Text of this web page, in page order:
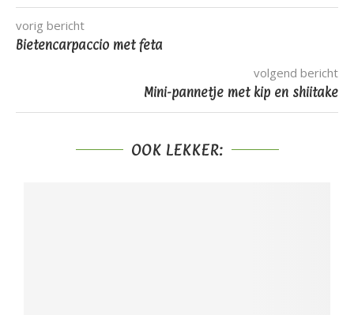
vorig bericht
Bietencarpaccio met feta
volgend bericht
Mini-pannetje met kip en shiitake
OOK LEKKER: